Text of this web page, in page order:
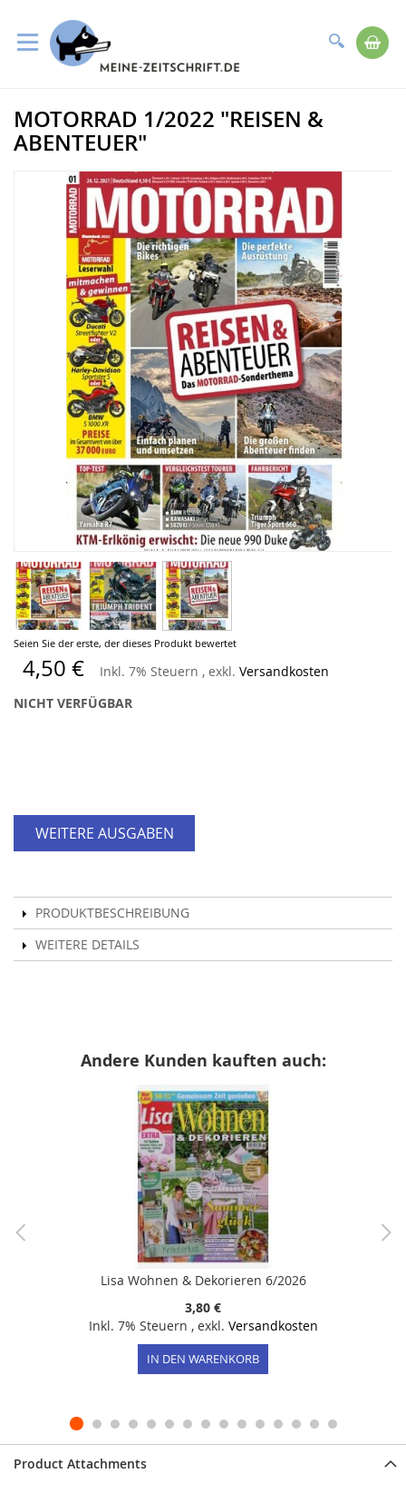
Suche
zum
Inhalt
Seien Sie der erste, der dieses Produkt bewertet
4,50 € Inkl. 7% Steuern , exkl. Versandkosten
NICHT VERFÜGBAR
WEITERE AUSGABEN
PRODUKTBESCHREIBUNG
WEITERE DETAILS
Zum
Ende
der
Bildergalerie
springen
MOTORRAD 1/2022 "REISEN &
ABENTEUER"
Zum
Anfang
der
Bildergalerie
springen
Andere Kunden kauften auch:
Lisa Wohnen & Dekorieren 6/2026
3,80 €
Inkl. 7% Steuern , exkl. Versandkosten
IN DEN WARENKORB
Product Attachments